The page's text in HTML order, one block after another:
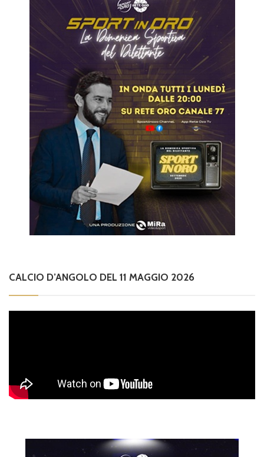
CALCIO D’ANGOLO DEL 11 MAGGIO 2026